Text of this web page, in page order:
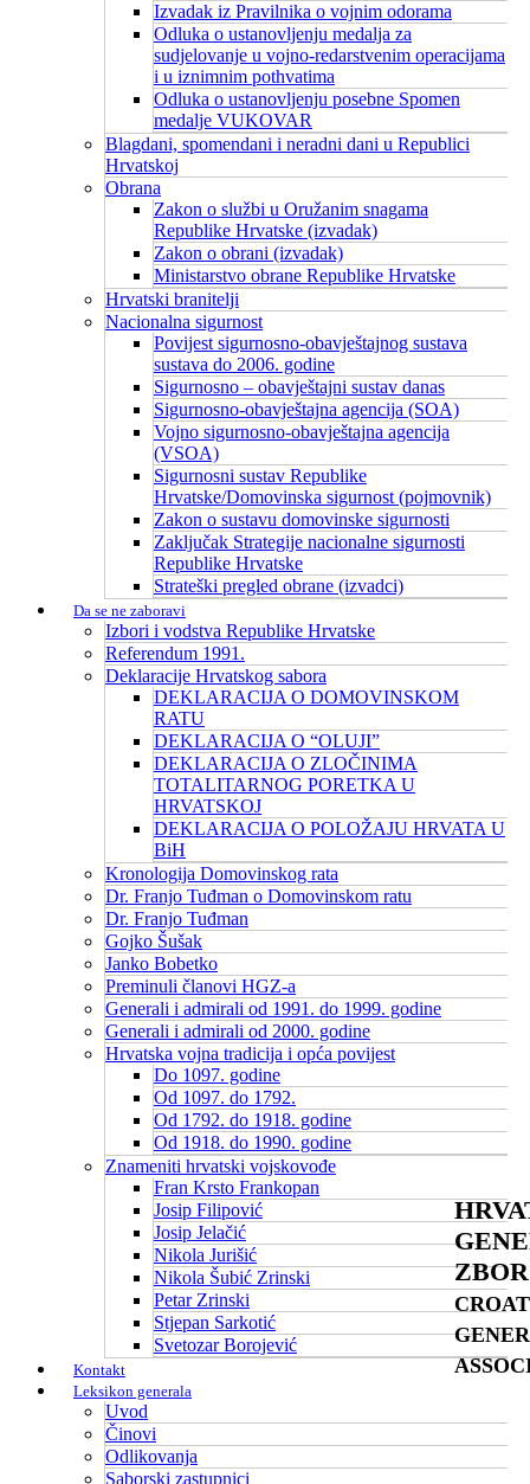
ZBOR
Izvadak iz Pravilnika o vojnim odorama
Odluka o ustanovljenju medalja za
sudjelovanje u vojno-redarstvenim operacijama
i u iznimnim pothvatima
Odluka o ustanovljenju posebne Spomen
medalje VUKOVAR
Blagdani, spomendani i neradni dani u Republici
Hrvatskoj
Obrana
Zakon o službi u Oružanim snagama
Republike Hrvatske (izvadak)
Zakon o obrani (izvadak)
Ministarstvo obrane Republike Hrvatske
Hrvatski branitelji
Nacionalna sigurnost
Povijest sigurnosno-obavještajnog sustava
sustava do 2006. godine
Sigurnosno – obavještajni sustav danas
Sigurnosno-obavještajna agencija (SOA)
Vojno sigurnosno-obavještajna agencija
(VSOA)
Sigurnosni sustav Republike
Hrvatske/Domovinska sigurnost (pojmovnik)
Zakon o sustavu domovinske sigurnosti
Zaključak Strategije nacionalne sigurnosti
Republike Hrvatske
Strateški pregled obrane (izvadci)
Da se ne zaboravi
Izbori i vodstva Republike Hrvatske
Referendum 1991.
Deklaracije Hrvatskog sabora
DEKLARACIJA O DOMOVINSKOM
RATU
DEKLARACIJA O “OLUJI”
DEKLARACIJA O ZLOČINIMA
TOTALITARNOG PORETKA U
HRVATSKOJ
DEKLARACIJA O POLOŽAJU HRVATA U
BiH
Kronologija Domovinskog rata
Dr. Franjo Tuđman o Domovinskom ratu
Dr. Franjo Tuđman
Gojko Šušak
Janko Bobetko
Preminuli članovi HGZ-a
Generali i admirali od 1991. do 1999. godine
Generali i admirali od 2000. godine
Hrvatska vojna tradicija i opća povijest
Do 1097. godine
Od 1097. do 1792.
Od 1792. do 1918. godine
Od 1918. do 1990. godine
Znameniti hrvatski vojskovođe
Fran Krsto Frankopan
Josip Filipović
Josip Jelačić
Nikola Jurišić
Nikola Šubić Zrinski
Petar Zrinski
Stjepan Sarkotić
Svetozar Borojević
Kontakt
Leksikon generala
Uvod
Činovi
Odlikovanja
Saborski zastupnici